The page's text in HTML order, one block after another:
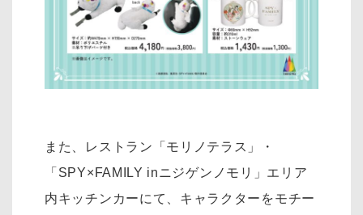
また、レストラン「モリノテラス」・
「SPY×FAMILY inニジゲンノモリ」エリア
内キッチンカーにて、キャラクターをモチー